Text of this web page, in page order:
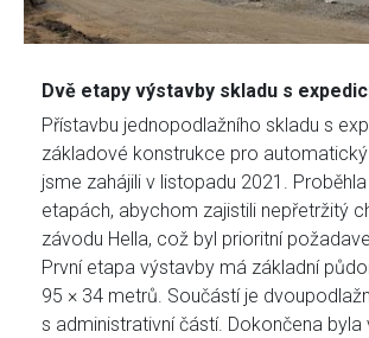
Dvě etapy výstavby skladu s
Přístavbu jednopodlažního skladu s
základové konstrukce pro
jsme zahájili v listopadu 2021.
etapách, abychom zajistili nepřetržitý
závodu Hella, což byl prioritní
První etapa výstavby má základní
95 × 34 metrů. Součástí je
s administrativní částí. Dokončena byla